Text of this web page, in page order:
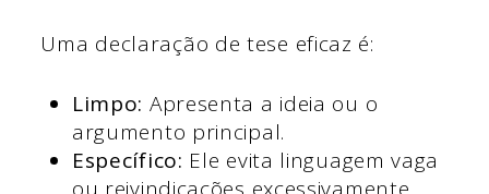
Uma declaração de tese eficaz é:
Limpo: Apresenta a ideia ou o
argumento principal.
Específico: Ele evita linguagem vaga
ou reivindicações excessivamente